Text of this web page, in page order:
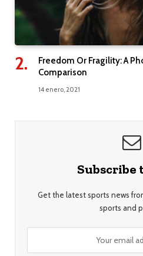
Freedom Or Fragility: A
Comparison
14 enero, 2021
Subscribe
Get the latest sports news
sports and